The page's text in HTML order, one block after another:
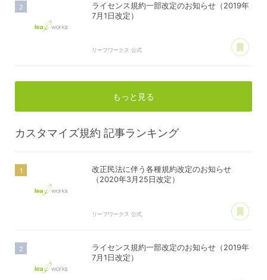
ライセンス規約一部改定のお知らせ（2019年
7月1日改定）
リーフワークス 公式
もっと見る
カスタマイズ規約 記事ランキング
改正民法に伴う各種規約改定のお知らせ
（2020年3月25日改定）
リーフワークス 公式
ライセンス規約一部改定のお知らせ（2019年
7月1日改定）